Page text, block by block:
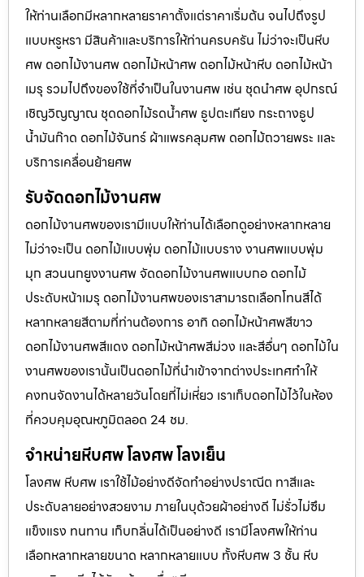
ให้ท่านเลือกมีหลากหลายราคาตั้งแต่ราคาเริ่มต้น จนไปถึงรูป
แบบหรูหรา มีสินค้าและบริการให้ท่านครบครัน ไม่ว่าจะเป็นหีบ
ศพ ดอกไม้งานศพ ดอกไม้หน้าศพ ดอกไม้หน้าหีบ ดอกไม้หน้า
เมรุ รวมไปถึงของใช้ที่จำเป็นในงานศพ เช่น ชุดนำศพ อุปกรณ์
เชิญวิญญาณ ชุดดอกไม้รดน้ำศพ ธูปตะเกียง กระถางธูป
น้ำมันก๊าด ดอกไม้จันทร์ ผ้าแพรคลุมศพ ดอกไม้ถวายพระ และ
บริการเคลื่อนย้ายศพ
รับจัดดอกไม้งานศพ
ดอกไม้งานศพของเรามีแบบให้ท่านได้เลือกดูอย่างหลากหลาย
ไม่ว่าจะเป็น ดอกไม้แบบพุ่ม ดอกไม้แบบราง งานศพแบบพุ่ม
มุก สวนนกยูงงานศพ จัดดอกไม้งานศพแบบกอ ดอกไม้
ประดับหน้าเมรุ ดอกไม้งานศพของเราสามารถเลือกโทนสีได้
หลากหลายสีตามที่ท่านต้องการ อาทิ ดอกไม้หน้าศพสีขาว
ดอกไม้งานศพสีแดง ดอกไม้หน้าศพสีม่วง และสีอื่นๆ ดอกไม้ใน
งานศพของเรานั้นเป็นดอกไม้ที่นำเข้าจากต่างประเทศทำให้
คงทนจัดงานได้หลายวันโดยที่ไม่เหี่ยว เราเก็บดอกไม้ไว้ในห้อง
ที่ควบคุมอุณหภูมิตลอด 24 ชม.
จำหน่ายหีบศพ โลงศพ โลงเย็น
โลงศพ หีบศพ เราใช้ไม้อย่างดีจัดทำอย่างปราณีต ทาสีและ
ประดับลายอย่างสวยงาม ภายในบุด้วยผ้าอย่างดี ไม่รั่วไม่ซึม
แข็งแรง ทนทาน เก็บกลิ่นได้เป็นอย่างดี เรามีโลงศพให้ท่าน
เลือกหลากหลายขนาด หลากหลายแบบ ทั้งหีบศพ 3 ชั้น หีบ